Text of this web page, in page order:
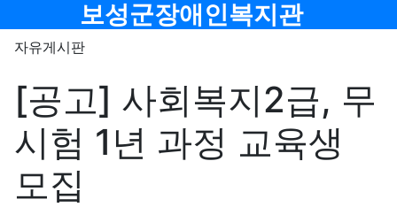
보성군장애인복지관
자유게시판
[공고] 사회복지2급, 무
시험 1년 과정 교육생
모집